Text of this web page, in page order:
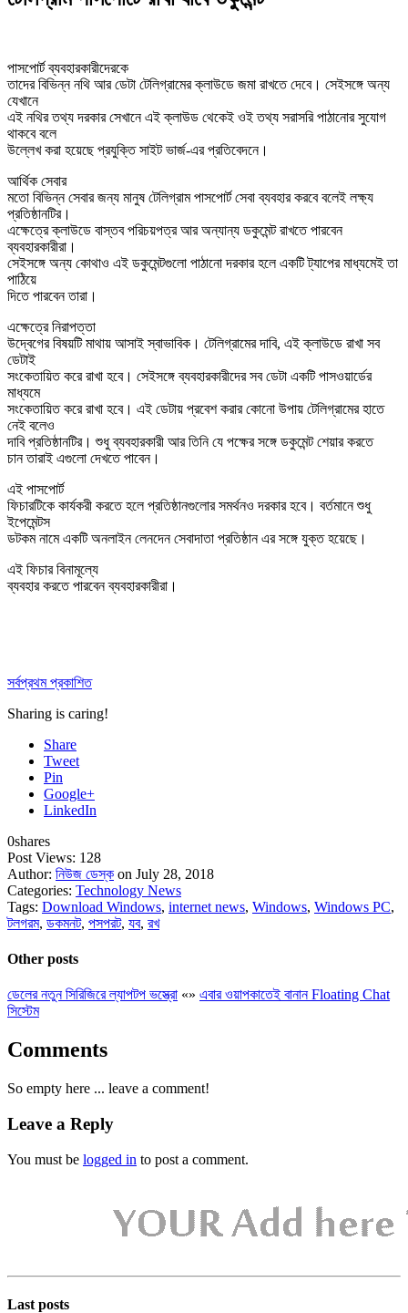
পাসপোর্ট ব্যবহারকারীদেরকে
তাদের বিভিন্ন নথি আর ডেটা টেলিগ্রামের ক্লাউডে জমা রাখতে দেবে। সেইসঙ্গে অন্য
যেখানে
এই নথির তথ্য দরকার সেখানে এই ক্লাউড থেকেই ওই তথ্য সরাসরি পাঠানোর সুযোগ
থাকবে বলে
উল্লেখ করা হয়েছে প্রযুক্তি সাইট ভার্জ-এর প্রতিবেদনে।
আর্থিক সেবার
মতো বিভিন্ন সেবার জন্য মানুষ টেলিগ্রাম পাসপোর্ট সেবা ব্যবহার করবে বলেই লক্ষ্য
প্রতিষ্ঠানটির।
এক্ষেত্রে ক্লাউডে বাস্তব পরিচয়পত্র আর অন্যান্য ডকুমেন্ট রাখতে পারবেন
ব্যবহারকারীরা।
সেইসঙ্গে অন্য কোথাও এই ডকুমেন্টগুলো পাঠানো দরকার হলে একটি ট্যাপের মাধ্যমেই তা
পাঠিয়ে
দিতে পারবেন তারা।
এক্ষেত্রে নিরাপত্তা
উদ্বেগের বিষয়টি মাথায় আসাই স্বাভাবিক। টেলিগ্রামের দাবি, এই ক্লাউডে রাখা সব
ডেটাই
সংকেতায়িত করে রাখা হবে। সেইসঙ্গে ব্যবহারকারীদের সব ডেটা একটি পাসওয়ার্ডের
মাধ্যমে
সংকেতায়িত করে রাখা হবে। এই ডেটায় প্রবেশ করার কোনো উপায় টেলিগ্রামের হাতে
নেই বলেও
দাবি প্রতিষ্ঠানটির। শুধু ব্যবহারকারী আর তিনি যে পক্ষের সঙ্গে ডকুমেন্ট শেয়ার করতে
চান তারাই এগুলো দেখতে পাবেন।
এই পাসপোর্ট
ফিচারটিকে কার্যকরী করতে হলে প্রতিষ্ঠানগুলোর সমর্থনও দরকার হবে। বর্তমানে শুধু
ইপেমেন্টস
ডটকম নামে একটি অনলাইন লেনদেন সেবাদাতা প্রতিষ্ঠান এর সঙ্গে যুক্ত হয়েছে।
এই ফিচার বিনামূল্যে
ব্যবহার করতে পারবেন ব্যবহারকারীরা।
সর্বপ্রথম প্রকাশিত
Sharing is caring!
Share
Tweet
Pin
Google+
LinkedIn
0shares
Post Views: 128
Author: নিউজ ডেস্ক on July 28, 2018
Categories: Technology News
Tags: Download Windows, internet news, Windows, Windows PC,
টলগরম, ডকমনট, পসপরট, যব, রখ
Other posts
ডেলের নতুন সিরিজিরে ল্যাপটপ ভস্ত্রো «» এবার ওয়াপকাতেই বানান Floating Chat
সিস্টেম
Comments
So empty here ... leave a comment!
Leave a Reply
You must be logged in to post a comment.
Last posts